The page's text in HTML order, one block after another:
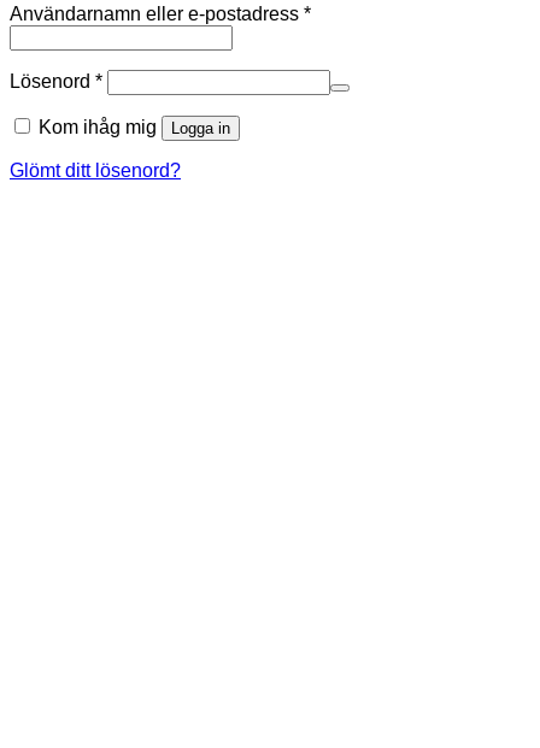
Användarnamn eller e-postadress *Obligatoriskt
Lösenord *Obligatoriskt
Kom ihåg mig Logga in
Glömt ditt lösenord?